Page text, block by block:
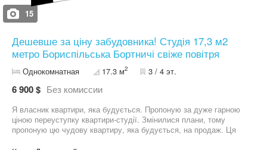
15
Дешевше за ціну забудовника! Студія 17,3 м2
метро Бориспільська Бортничі свіже повітря
Однокомнатная 17.3 м2 3 / 4 эт.
6 900 $ Без комиссии
Я власник квартири, яка будується. Пропоную за дуже гарною
ціною переуступку квартири-студії. Змінилися плани, тому
пропоную цю чудову квартиру, яка будується, на продаж. Ця